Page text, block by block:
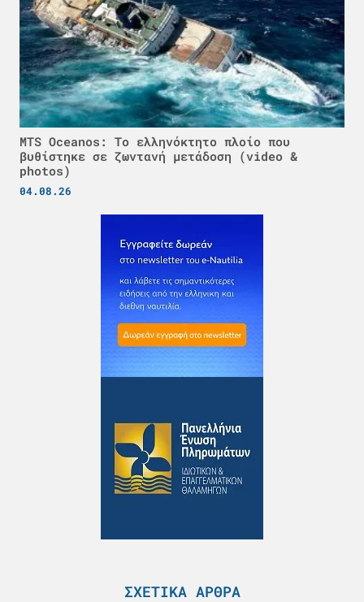
MTS Oceanos: Το ελληνόκτητο πλοίο που
βυθίστηκε σε ζωντανή μετάδοση (video &
photos)
04.08.26
ΣΧΕΤΙΚΆ ΆΡΘΡΑ